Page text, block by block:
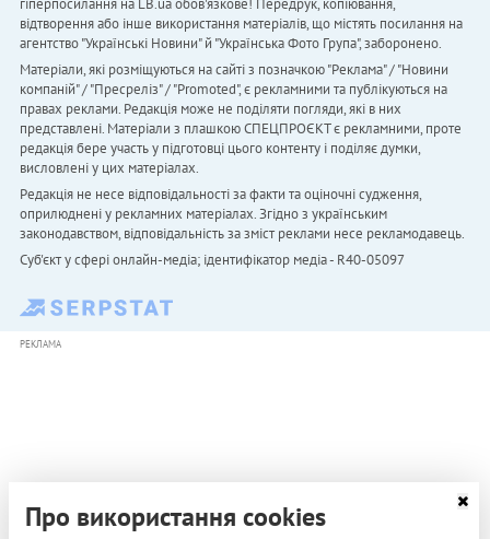
відтворення або інше використання матеріалів, що містять посилання на
агентство "Українськi Новини" й "Українська Фото Група", заборонено.
Матеріали, які розміщуються на сайті з позначкою "Реклама" / "Новини
компаній" / "Пресреліз" / "Promoted", є рекламними та публікуються на
правах реклами. Редакція може не поділяти погляди, які в них
представлені. Матеріали з плашкою СПЕЦПРОЄКТ є рекламними, проте
редакція бере участь у підготовці цього контенту і поділяє думки,
висловлені у цих матеріалах.
Редакція не несе відповідальності за факти та оціночні судження,
оприлюднені у рекламних матеріалах. Згідно з українським
законодавством, відповідальність за зміст реклами несе рекламодавець.
Cуб'єкт у сфері онлайн-медіа; ідентифікатор медіа - R40-05097
РЕКЛАМА
Про використання cookies